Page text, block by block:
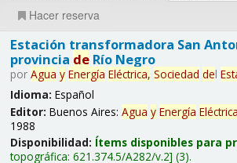
Hacer reserva
Estación transformadora San
provincia deRío Negro
por Agua y Energía Eléctrica, Sociedad del
Idioma: Español
Editor: Buenos Aires: Agua y Energía
1988
Disponibilidad: Ítems disponibles para
topográfica: 621.374.5/A282/v.2 (3).